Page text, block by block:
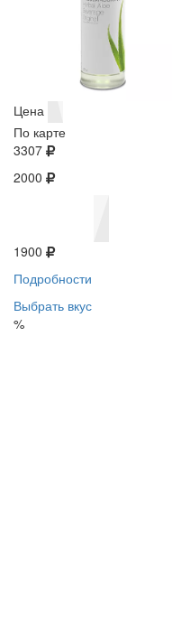
Цена
По карте
3307
2000
1900
Подробности
Выбрать вкус
%